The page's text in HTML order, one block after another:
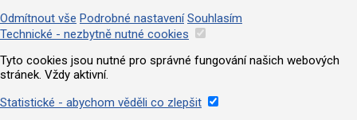
Odmítnout vše Podrobné nastavení Souhlasím
Technické - nezbytně nutné cookies
Tyto cookies jsou nutné pro správné fungování našich webových
stránek. Vždy aktivní.
Statistické - abychom věděli co zlepšit